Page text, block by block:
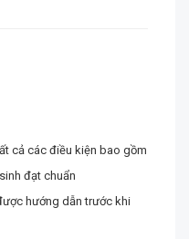
cả các điều kiện bao gồm
đạt chuẩn
hướng dẫn trước khi